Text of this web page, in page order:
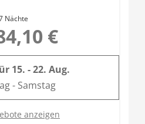
Nächte
€
15. - 22. Aug.
- Samstag
anzeigen